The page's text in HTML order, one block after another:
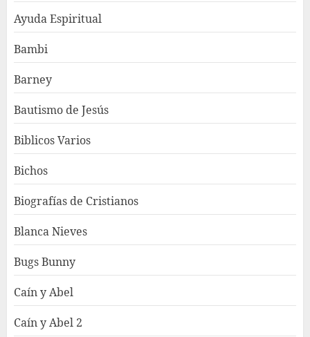
Ayuda Espiritual
Bambi
Barney
Bautismo de Jesús
Biblicos Varios
Bichos
Biografías de Cristianos
Blanca Nieves
Bugs Bunny
Caín y Abel
Caín y Abel 2